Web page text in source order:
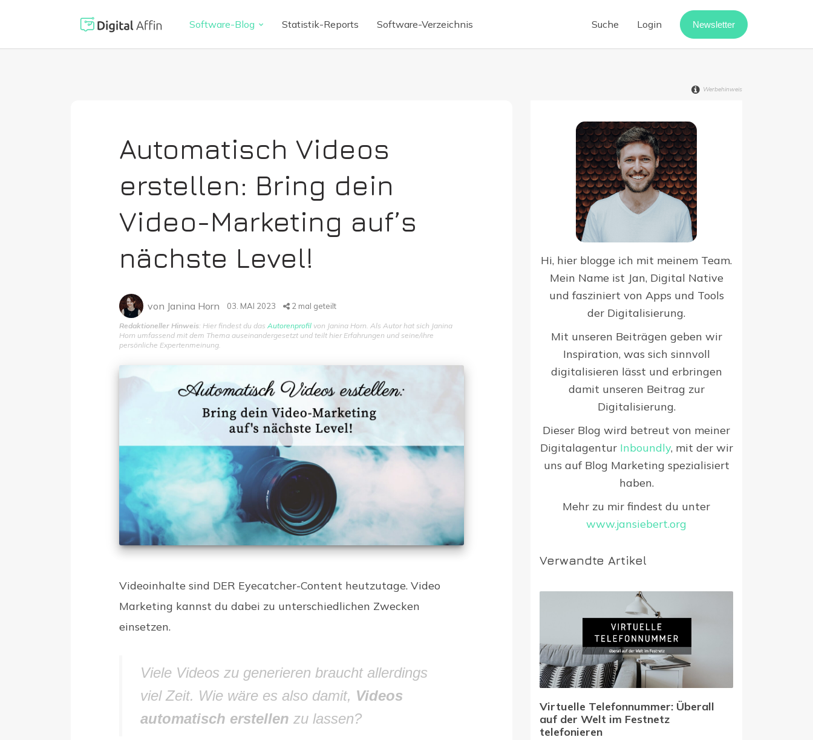
Software-Blog Statistik-Reports Software-Verzeichnis Suche Login Newsletter
Reisekostenabrechnung digitalisieren
Digitale Firmenkreditkarte
Call-Center-Software
Webinar-Software
Digitaler Rechnungseingang
Werbehinweis
Automatisch Videos
erstellen: Bring dein
Video-Marketing auf’s
nächste Level!
von Janina Horn 03. MAI 2023 2 mal geteilt
Redaktioneller Hinweis: Hier findest du das Autorenprofil von Janina Horn. Als Autor hat sich Janina
Horn umfassend mit dem Thema auseinandergesetzt und teilt hier Erfahrungen und seine/ihre
persönliche Expertenmeinung.
Videoinhalte sind DER Eyecatcher-Content heutzutage. Video
Marketing kannst du dabei zu unterschiedlichen Zwecken
einsetzen.
Viele Videos zu generieren braucht allerdings
viel Zeit. Wie wäre es also damit, Videos
automatisch erstellen zu lassen?
Hi, hier blogge ich mit meinem Team.
Mein Name ist Jan, Digital Native
und fasziniert von Apps und Tools
der Digitalisierung.
Mit unseren Beiträgen geben wir
Inspiration, was sich sinnvoll
digitalisieren lässt und erbringen
damit unseren Beitrag zur
Digitalisierung.
Dieser Blog wird betreut von meiner
Digitalagentur Inboundly, mit der wir
uns auf Blog Marketing spezialisiert
haben.
Mehr zu mir findest du unter
www.jansiebert.org
Verwandte Artikel
Virtuelle Telefonnummer: Überall
auf der Welt im Festnetz
telefonieren